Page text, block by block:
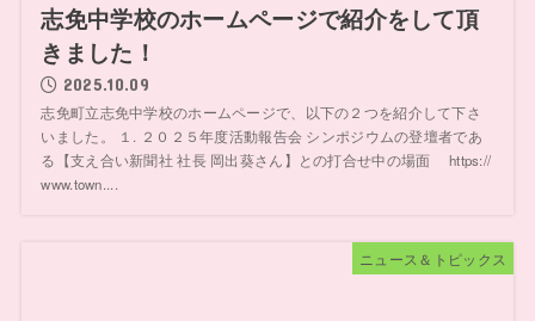
志免中学校のホームページで紹介をして頂
きました！
2025.10.09
志免町立志免中学校のホームページで、以下の２つを紹介して下さ
いました。 １. ２０２５年度活動報告会 シンポジウムの登壇者であ
る【支え合い新聞社 社長 岡出葵さん】との打合せ中の場面 https://
www.town....
ニュース＆トピックス